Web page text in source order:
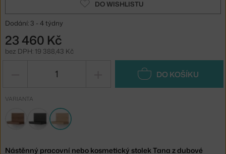
DO WISHLISTU
Dodání: 3 - 4 týdny
23 460 Kč
bez DPH: 19 388,43 Kč
DO KOŠÍKU
VARIANTA
Nástěnný pracovní nebo kosmetický stolek Tana z dubové